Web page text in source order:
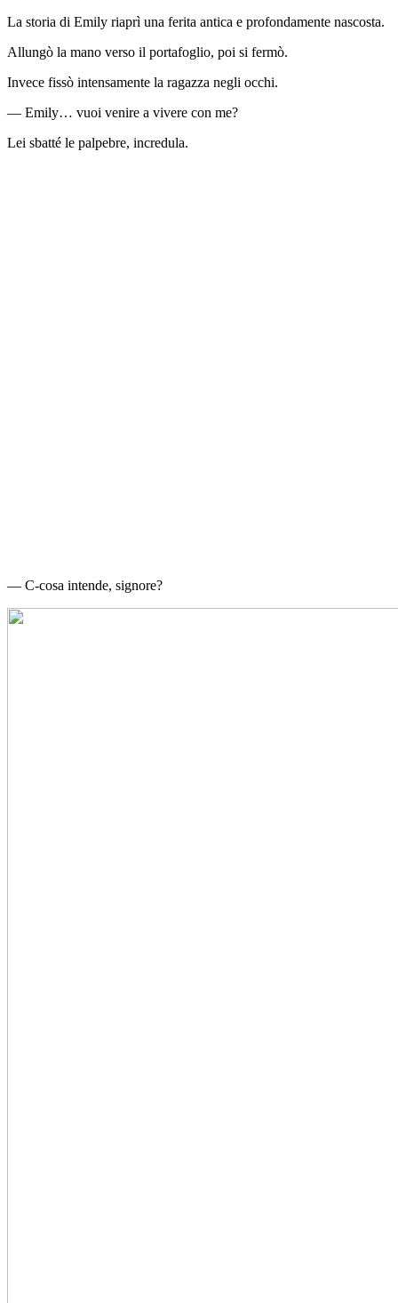
La storia di Emily riaprì una ferita antica e profondamente nascosta.
Allungò la mano verso il portafoglio, poi si fermò.
Invece fissò intensamente la ragazza negli occhi.
— Emily… vuoi venire a vivere con me?
Lei sbatté le palpebre, incredula.
— C-cosa intende, signore?